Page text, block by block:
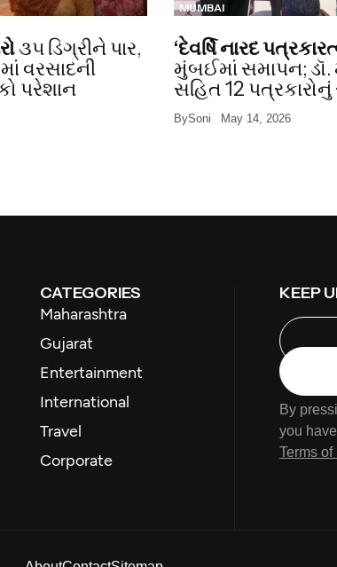
૩૫ ડિગ્રીને પાર,
વરસાદની
પરેશાન
MUMBAI
‘દેવર્ષિ નારદ
મુંબઈમાં સમાપન;
સહિત 12
BySoni May 14, 2026
CATEGORIES
Maharashtra
Gujarat
Entertainment
International
Travel
Corporate
KEEP
By
you
Terms of